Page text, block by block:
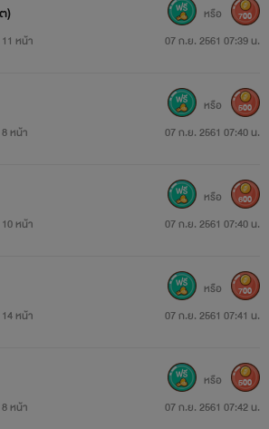
ยนลงกระทบพื้น จนเศษแก้วกระจาย และ
ลังเท้าเล็ก จนเลือดสีแดงฉานไหลริน
อมกับอุ้งมือป่าเถื่อนทาบทับเรียวแขนสลัก
อได้ไม่ถึงใจใช่ไหม ถึงได้มีหน้าแล่นไปหา
ำส่อน...ผู้หญิงตัณหากลับ”
)
11 หน้า 07 ก.ย. 2561 07:39 น.
หรือ 700
8 หน้า 07 ก.ย. 2561 07:40 น.
หรือ 500
10 หน้า 07 ก.ย. 2561 07:40 น.
หรือ 600
14 หน้า 07 ก.ย. 2561 07:41 น.
หรือ 700
8 หน้า 07 ก.ย. 2561 07:42 น.
หรือ 500